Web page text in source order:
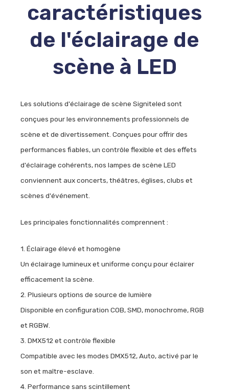
caractéristiques
de l'éclairage de
scène à LED
Les solutions d'éclairage de scène Signiteled sont
conçues pour les environnements professionnels de
scène et de divertissement. Conçues pour offrir des
performances fiables, un contrôle flexible et des effets
d'éclairage cohérents, nos lampes de scène LED
conviennent aux concerts, théâtres, églises, clubs et
scènes d'événement.
Les principales fonctionnalités comprennent :
1. Éclairage élevé et homogène
Un éclairage lumineux et uniforme conçu pour éclairer
efficacement la scène.
2. Plusieurs options de source de lumière
Disponible en configuration COB, SMD, monochrome, RGB
et RGBW.
3. DMX512 et contrôle flexible
Compatible avec les modes DMX512, Auto, activé par le
son et maître-esclave.
4. Performance sans scintillement